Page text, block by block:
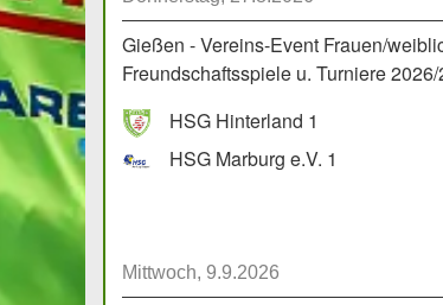
Gießen - Vereins-Event Frauen/
Freundschaftsspiele u. Turniere 2026/
HSG Hinterland 1
HSG Marburg e.V. 1
Mittwoch, 9.9.2026